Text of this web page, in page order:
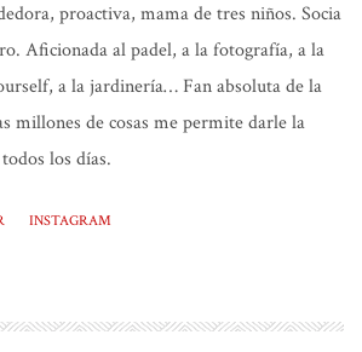
proactiva, mama de tres niños. Socia
Aficionada al padel, a la fotografía, a la
a la jardinería… Fan absoluta de la
millones de cosas me permite darle la
los días.
INSTAGRAM